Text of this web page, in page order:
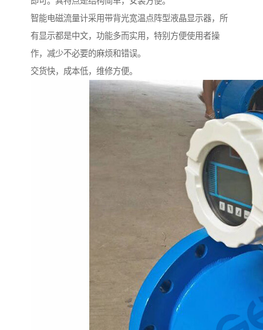
智能电磁流量计采用带背光宽温点阵型液晶显示器，所
有显示都是中文，功能多而实用，特别方便使用者操
作，减少不必要的麻烦和错误。
交货快，成本低，维修方便。